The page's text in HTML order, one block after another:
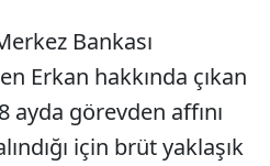
Bankası
Erkan hakkında çıkan
ayda görevden affını
için brüt yaklaşık